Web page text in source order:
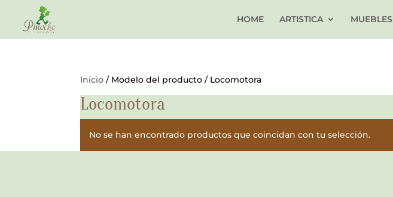
HOME ARTISTICA MUEBLES
Inicio / Modelo del producto / Locomotora
Locomotora
No se han encontrado productos que coincidan con tu selección.